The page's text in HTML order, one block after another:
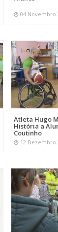
04 Novembro
Atleta Hugo
História a
Coutinho
12 Dezembro